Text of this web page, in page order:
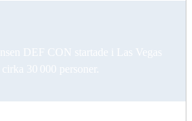
DEF CON startade i Las Vegas
30 000 personer.